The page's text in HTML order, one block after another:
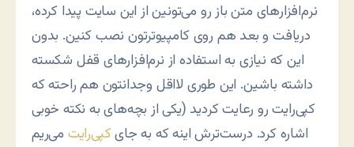
نرم‌افزارهای متن باز رو می‌تونین از این سایت پیدا کرده،
دریافت و بعد هم روی کامپیوترتون نصب کنین. بدون
این که نیازی به استفاده از نرم‌افزارهای قفل شکسته
داشته باشین. این طوری لااقل وجدانتون هم راحته که
کپی‌رایت رو رعایت کردید (یکی از بچه‌های به نکته خوبی
اشاره کرد. درست‌ترش اینه که به جایکپی‌رایت می‌ریم